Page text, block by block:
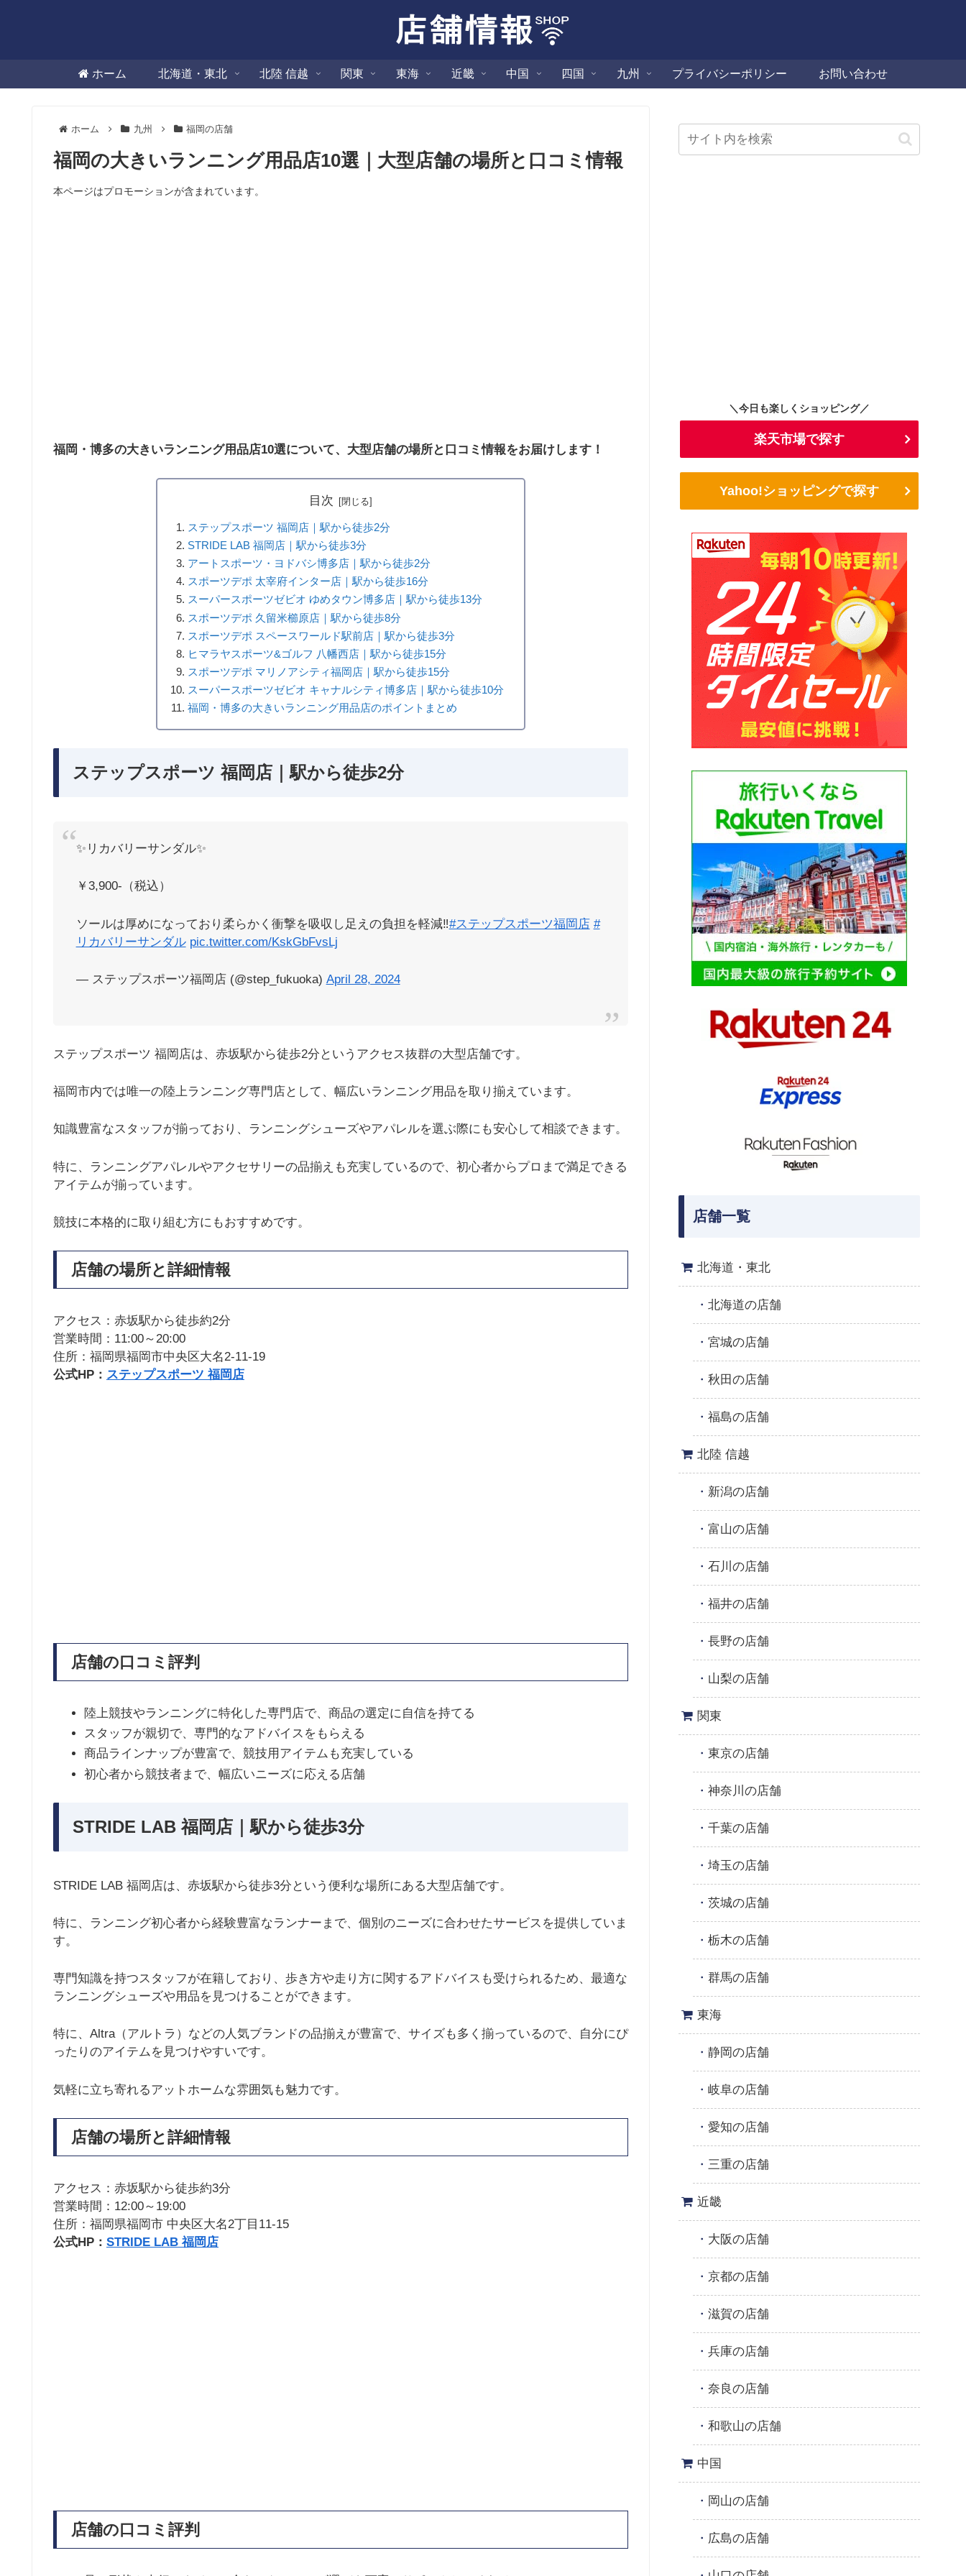
ホーム 北海道・東北 北陸 信越 関東 東海 近畿 中国 四国 九州 プライバシーポリシー お問い合わせ
ホーム 九州 福岡の店舗
福岡の大きいランニング用品店10選｜大型店舗の場所と口コミ情報
本ページはプロモーションが含まれています。
福岡・博多の大きいランニング用品店10選について、大型店舗の場所と口コミ情報をお届けします！
目次
ステップスポーツ 福岡店｜駅から徒歩2分
STRIDE LAB 福岡店｜駅から徒歩3分
アートスポーツ・ヨドバシ博多店｜駅から徒歩2分
スポーツデポ 太宰府インター店｜駅から徒歩16分
スーパースポーツゼビオ ゆめタウン博多店｜駅から徒歩13分
スポーツデポ 久留米櫛原店｜駅から徒歩8分
スポーツデポ スペースワールド駅前店｜駅から徒歩3分
ヒマラヤスポーツ&ゴルフ 八幡西店｜駅から徒歩15分
スポーツデポ マリノアシティ福岡店｜駅から徒歩15分
スーパースポーツゼビオ キャナルシティ博多店｜駅から徒歩10分
福岡・博多の大きいランニング用品店のポイントまとめ
ステップスポーツ 福岡店｜駅から徒歩2分
✨リカバリーサンダル✨
￥3,900-（税込）
ソールは厚めになっており柔らかく衝撃を吸収し足えの負担を軽減‼️#ステップスポーツ福岡店 #
リカバリーサンダル pic.twitter.com/KskGbFvsLj
— ステップスポーツ福岡店 (@step_fukuoka) April 28, 2024
ステップスポーツ 福岡店は、赤坂駅から徒歩2分というアクセス抜群の大型店舗です。
福岡市内では唯一の陸上ランニング専門店として、幅広いランニング用品を取り揃えています。
知識豊富なスタッフが揃っており、ランニングシューズやアパレルを選ぶ際にも安心して相談できます。
特に、ランニングアパレルやアクセサリーの品揃えも充実しているので、初心者からプロまで満足できる
アイテムが揃っています。
競技に本格的に取り組む方にもおすすめです。
店舗の場所と詳細情報
アクセス：赤坂駅から徒歩約2分
営業時間：11:00～20:00
住所：福岡県福岡市中央区大名2-11-19
公式HP： ステップスポーツ 福岡店
店舗の口コミ評判
陸上競技やランニングに特化した専門店で、商品の選定に自信を持てる
スタッフが親切で、専門的なアドバイスをもらえる
商品ラインナップが豊富で、競技用アイテムも充実している
初心者から競技者まで、幅広いニーズに応える店舗
STRIDE LAB 福岡店｜駅から徒歩3分
STRIDE LAB 福岡店は、赤坂駅から徒歩3分という便利な場所にある大型店舗です。
特に、ランニング初心者から経験豊富なランナーまで、個別のニーズに合わせたサービスを提供していま
す。
専門知識を持つスタッフが在籍しており、歩き方や走り方に関するアドバイスも受けられるため、最適な
ランニングシューズや用品を見つけることができます。
特に、Altra（アルトラ）などの人気ブランドの品揃えが豊富で、サイズも多く揃っているので、自分にぴ
ったりのアイテムを見つけやすいです。
気軽に立ち寄れるアットホームな雰囲気も魅力です。
店舗の場所と詳細情報
アクセス：赤坂駅から徒歩約3分
営業時間：12:00～19:00
住所：福岡県福岡市 中央区大名2丁目11-15
公式HP： STRIDE LAB 福岡店
店舗の口コミ評判
＼今日も楽しくショッピング／
楽天市場で探す
Yahoo!ショッピングで探す
店舗一覧
北海道・東北
北海道の店舗
宮城の店舗
秋田の店舗
福島の店舗
北陸 信越
新潟の店舗
富山の店舗
石川の店舗
福井の店舗
長野の店舗
山梨の店舗
関東
東京の店舗
神奈川の店舗
千葉の店舗
埼玉の店舗
茨城の店舗
栃木の店舗
群馬の店舗
東海
静岡の店舗
岐阜の店舗
愛知の店舗
三重の店舗
近畿
大阪の店舗
京都の店舗
滋賀の店舗
兵庫の店舗
奈良の店舗
和歌山の店舗
中国
岡山の店舗
広島の店舗